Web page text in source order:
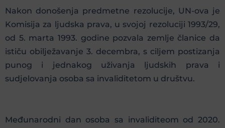
Nakon donošenja predmetne rezolucije, UN-ova je
Komisija za ljudska prava, u svojoj rezoluciji 1993/29,
od 5. marta 1993. godine pozvala zemlje članice da
ističu obilježavanje 3. decembra, s ciljem postizanja
punog i jednakog uživanja ljudskih prava i
sudjelovanja osoba sa invaliditetom u društvu.
Međunarodni dan osoba sa invaliditeom od 2020.